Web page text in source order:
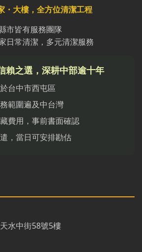
・大樓，全方位清潔工程
市皆有服務團隊
日常清潔，多元清潔服務
賴之選，深耕中部逾十年
台中市西屯區
範圍遍及中台灣
費用，事前書面確認
，當日可安排勘估
水中街58號5樓